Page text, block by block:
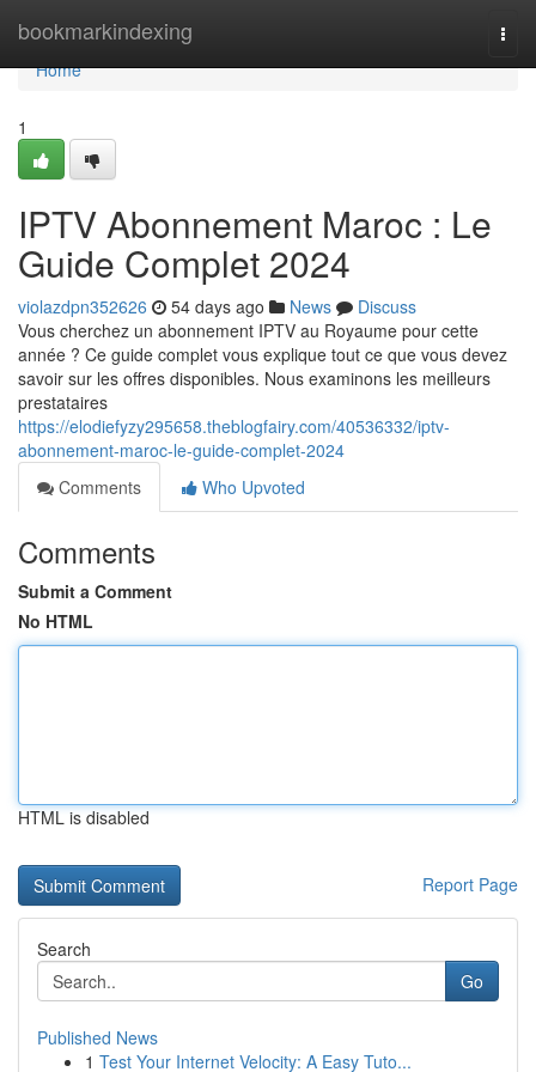
bookmarkindexing
Home
Home
1
IPTV Abonnement Maroc : Le
Guide Complet 2024
violazdpn352626 54 days ago News
Discuss
Vous cherchez un abonnement IPTV au Royaume pour cette
année ? Ce guide complet vous explique tout ce que vous devez
savoir sur les offres disponibles. Nous examinons les meilleurs
prestataires
https://elodiefyzy295658.theblogfairy.com/40536332/iptv-
abonnement-maroc-le-guide-complet-2024
Comments
Who Upvoted
Comments
Submit a Comment
No HTML
HTML is disabled
Report Page
Search
Go
Published News
1 Test Your Internet Velocity: A Easy Tuto...